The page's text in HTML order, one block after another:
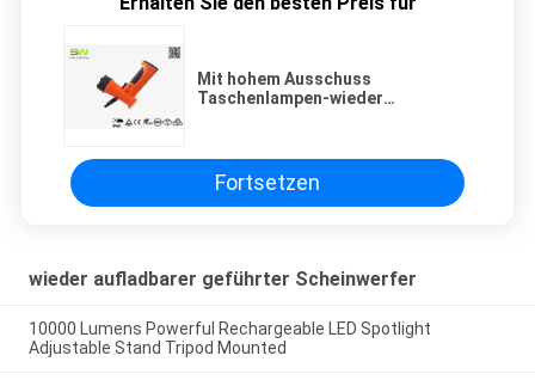
Mit hohem Ausschuss
Taschenlampen-wieder
Cree-LED
Fortsetzen
wieder aufladbarer geführter Scheinwerfer
10000 Lumens Powerful Rechargeable LED Spotlight
Adjustable Stand Tripod Mounted